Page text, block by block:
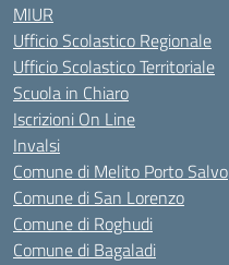
MIUR
Ufficio Scolastico Regionale
Ufficio Scolastico Territoriale
Scuola in Chiaro
Iscrizioni On Line
Invalsi
Comune di Melito Porto Salvo
Comune di San Lorenzo
Comune di Roghudi
Comune di Bagaladi